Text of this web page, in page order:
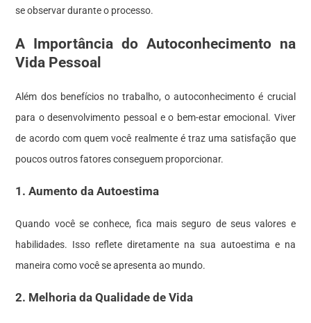
se observar durante o processo.
A Importância do Autoconhecimento na
Vida Pessoal
Além dos benefícios no trabalho, o autoconhecimento é crucial
para o desenvolvimento pessoal e o bem-estar emocional. Viver
de acordo com quem você realmente é traz uma satisfação que
poucos outros fatores conseguem proporcionar.
1. Aumento da Autoestima
Quando você se conhece, fica mais seguro de seus valores e
habilidades. Isso reflete diretamente na sua autoestima e na
maneira como você se apresenta ao mundo.
2. Melhoria da Qualidade de Vida